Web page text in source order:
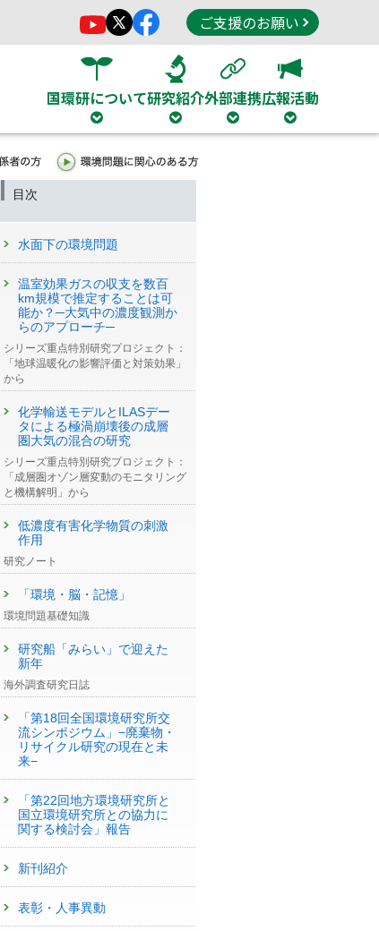
ご支援のお願い
国環研について研究紹介外部連携広報活動
目次
水面下の環境問題
温室効果ガスの収支を数百
km規模で推定することは可
能か？─大気中の濃度観測か
らのアプローチ─
シリーズ重点特別研究プロジェクト：
「地球温暖化の影響評価と対策効果」
から
化学輸送モデルとILASデー
タによる極渦崩壊後の成層
圏大気の混合の研究
シリーズ重点特別研究プロジェクト：
「成層圏オゾン層変動のモニタリング
と機構解明」から
低濃度有害化学物質の刺激
作用
研究ノート
「環境・脳・記憶」
環境問題基礎知識
研究船「みらい」で迎えた
新年
海外調査研究日誌
「第18回全国環境研究所交
流シンポジウム」−廃棄物・
リサイクル研究の現在と未
来−
「第22回地方環境研究所と
国立環境研究所との協力に
関する検討会」報告
新刊紹介
表彰・人事異動